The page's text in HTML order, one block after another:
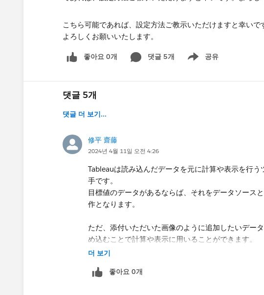
こちら可能であれば、設定方法ご教示いただけますと幸いで
よろしくお願いいたします。
좋아요 0개 댓글 5개 공유
Show menu
댓글 5개
댓글 더 보기...
修平 齋藤
2024년 4월 11일 오전 4:26
Tableauは読み込んだデータを元に計算や表示を行
手です。
目標値のデータがあるならば、それをデータソース
作となります。
ただ、添付いただいた画像のように追加したいデー
め込むことで計算や表示に用いることができます。
（データとして持つのではなく、計算結果として持つ
・実績だけのデータをデータソースとして読み込んで
더 보기
좋아요 0개